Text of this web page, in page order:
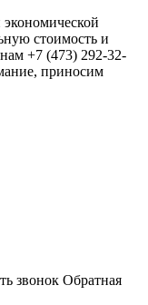
стоимость и
+7 (473) 292-32-
приносим
звонок Обратная